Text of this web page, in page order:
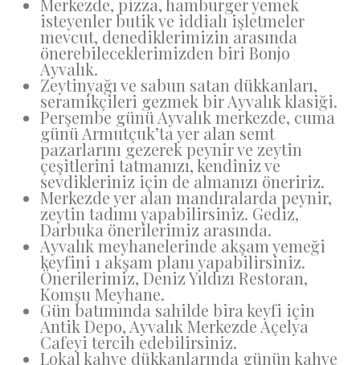
isteyenler butik ve iddialı işletmeler
mevcut, denediklerimizin arasında
önerebileceklerimizden biri Bonjo
Ayvalık.
Zeytinyağı ve sabun satan dükkanları,
seramikçileri gezmek bir Ayvalık klasiği.
Perşembe günü Ayvalık merkezde, cuma
günü Armutçuk’ta yer alan semt
pazarlarını gezerek peynir ve zeytin
çeşitlerini tatmanızı, kendiniz ve
sevdikleriniz için de almanızı öneririz.
Merkezde yer alan mandıralarda peynir,
zeytin tadımı yapabilirsiniz. Gediz,
Darbuka önerilerimiz arasında.
Ayvalık meyhanelerinde akşam yemeği
keyfini 1 akşam planı yapabilirsiniz.
Önerilerimiz, Deniz Yıldızı Restoran,
Komşu Meyhane.
Gün batımında sahilde bira keyfi için
Antik Depo, Ayvalık Merkezde Açelya
Cafeyi tercih edebilirsiniz.
Lokal kahve dükkanlarında günün kahve